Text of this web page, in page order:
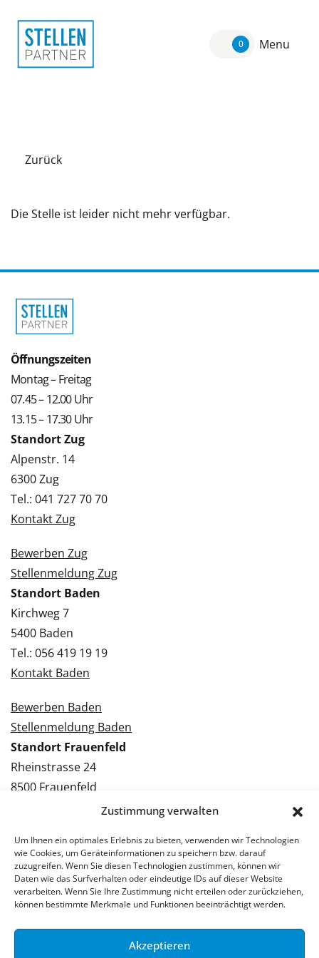
Zustimmung verwalten
Um Ihnen ein optimales Erlebnis zu bieten, verwenden wir Technologien
wie Cookies, um Geräteinformationen zu speichern bzw. darauf
zuzugreifen. Wenn Sie diesen Technologien zustimmen, können wir
Daten wie das Surfverhalten oder eindeutige IDs auf dieser Website
verarbeiten. Wenn Sie Ihre Zustimmung nicht erteilen oder zurückziehen,
können bestimmte Merkmale und Funktionen beeinträchtigt werden.
Akzeptieren
0 Menu
Zurück
Die Stelle ist leider nicht mehr verfügbar.
Öffnungszeiten
Montag – Freitag
07.45 – 12.00 Uhr
13.15 – 17.30 Uhr
Standort Zug
Alpenstr. 14
6300 Zug
Tel.: 041 727 70 70
Kontakt Zug
Bewerben Zug
Stellenmeldung Zug
Standort Baden
Kirchweg 7
5400 Baden
Tel.: 056 419 19 19
Kontakt Baden
Bewerben Baden
Stellenmeldung Baden
Standort Frauenfeld
Rheinstrasse 24
8500 Frauenfeld
Tel.: 052 224 09 09
Bewerben Frauenfeld
Stellenmeldung Frauenfeld
© 2026 Stellenpartner AG